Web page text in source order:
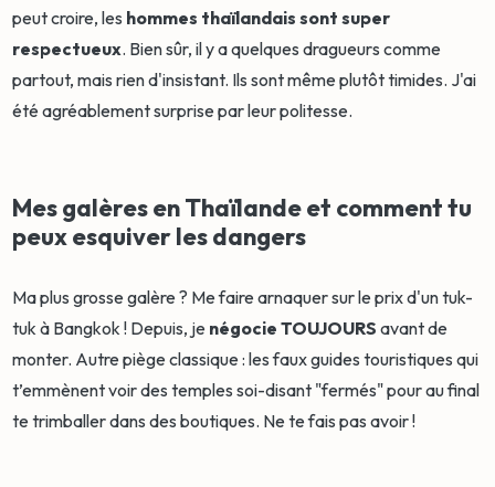
peut croire, les hommes thaïlandais sont super
respectueux. Bien sûr, il y a quelques dragueurs comme
partout, mais rien d'insistant. Ils sont même plutôt timides. J'ai
été agréablement surprise par leur politesse.
Mes galères en Thaïlande et comment tu
peux esquiver les dangers
Ma plus grosse galère ? Me faire arnaquer sur le prix d'un tuk-
tuk à Bangkok ! Depuis, je négocie TOUJOURS avant de
monter. Autre piège classique : les faux guides touristiques qui
t’emmènent voir des temples soi-disant "fermés" pour au final
te trimballer dans des boutiques. Ne te fais pas avoir !